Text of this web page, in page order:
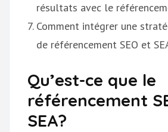
résultats avec le
Comment intégrer une
de référencement SEO et
Qu’est-ce que le
référencement
SEA?